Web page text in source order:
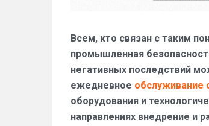
Всем, кто связан с таким
промышленная
негативных последствий
ежедневное обслуживание
оборудования и
направлениях внедрение и